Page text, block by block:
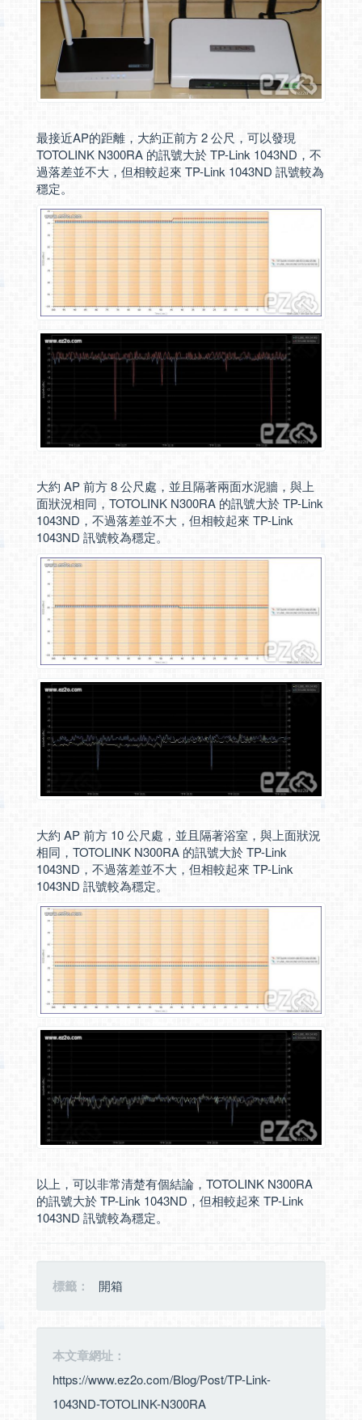
最接近AP的距離，大約正前方 2 公尺，可以發現
TOTOLINK N300RA 的訊號大於 TP-Link 1043ND，不
過落差並不大，但相較起來 TP-Link 1043ND 訊號較為
穩定。
大約 AP 前方 8 公尺處，並且隔著兩面水泥牆，與上
面狀況相同，TOTOLINK N300RA 的訊號大於 TP-Link
1043ND，不過落差並不大，但相較起來 TP-Link
1043ND 訊號較為穩定。
大約 AP 前方 10 公尺處，並且隔著浴室，與上面狀況
相同，TOTOLINK N300RA 的訊號大於 TP-Link
1043ND，不過落差並不大，但相較起來 TP-Link
1043ND 訊號較為穩定。
以上，可以非常清楚有個結論，TOTOLINK N300RA
的訊號大於 TP-Link 1043ND，但相較起來 TP-Link
1043ND 訊號較為穩定。
標籤： 開箱
本文章網址：
https://www.ez2o.com/Blog/Post/TP-Link-
1043ND-TOTOLINK-N300RA